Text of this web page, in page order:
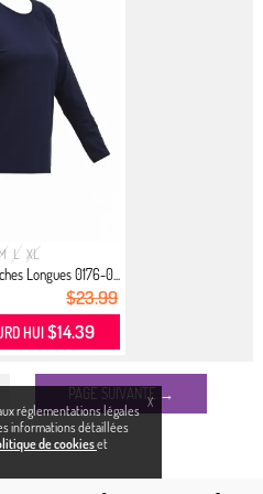
X
réglementations légales
informations détaillées
de cookieset
M L XL
Longues 0176-0...
$23.99
HUI$14.39
PAGE SUIVANTE →